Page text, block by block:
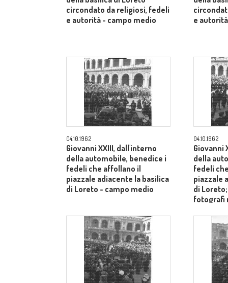
circondato da religiosi, fedeli
e autorità - campo medio
e
04.10.1962
Giovanni XXIII, dall'interno
della automobile, benedice i
fedeli che affollano il
piazzale adiacente la basilica
di Loreto - campo medio
04.10.1962
Giovanni
della
fedeli
piazzale
di
fotografi